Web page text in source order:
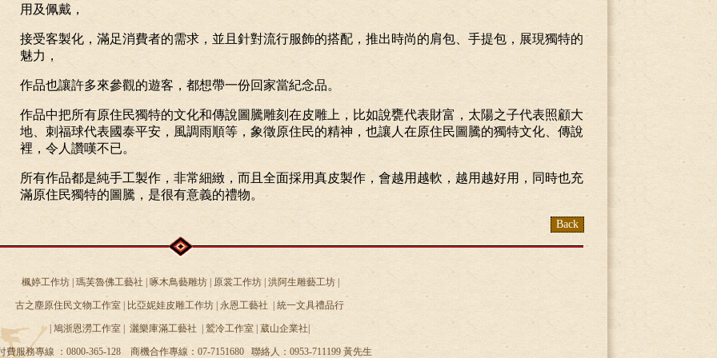
用及佩戴，
接受客製化，滿足消費者的需求，並且針對流行服飾的搭配，推出時尚的肩包、手提包，展現獨特的
魅力，
作品也讓許多來參觀的遊客，都想帶一份回家當紀念品。
作品中把所有原住民獨特的文化和傳說圖騰雕刻在皮雕上，比如說甕代表財富，太陽之子代表照顧大
地、刺福球代表國泰平安，風調雨順等，象徵原住民的精神，也讓人在原住民圖騰的獨特文化、傳說
裡，令人讚嘆不已。
所有作品都是純手工製作，非常細緻，而且全面採用真皮製作，會越用越軟，越用越好用，同時也充
滿原住民獨特的圖騰，是很有意義的禮物。
楓婷工作坊 | 瑪芙魯佛工藝社 | 啄木鳥藝雕坊 | 原裳工作坊 | 洪阿生雕藝工坊 |
古之塵原住民文物工作室 | 比亞妮娃皮雕工作坊 | 永恩工藝社 | 統一文具禮品行
| 鳩浙恩澇工作室 | 灑樂庫滿工藝社 | 鷲冷工作室 | 葳山企業社|
費服務專線 ：0800-365-128 商機合作專線：07-7151680 聯絡人：0953-711199 黃先生